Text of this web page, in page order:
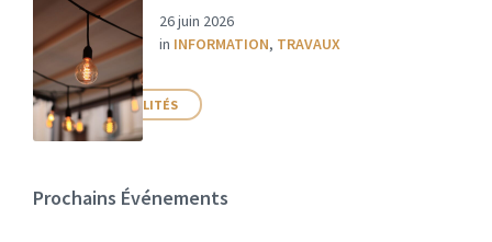
26 juin 2026
in INFORMATION, TRAVAUX
PLUS D'ACTUALITÉS
Prochains Événements